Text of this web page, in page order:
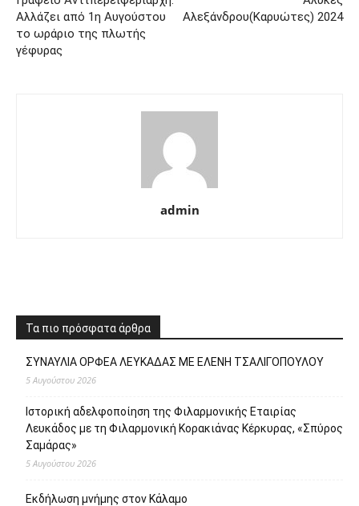
Αλλάζει από 1η Αυγούστου
το ωράριο της πλωτής
γέφυρας
Αλεξάνδρου(Καρυώτες) 2024
admin
Τα πιο πρόσφατα άρθρα
ΣΥΝΑΥΛΙΑ ΟΡΦΕΑ ΛΕΥΚΑΔΑΣ ΜΕ ΕΛΕΝΗ ΤΣΑΛΙΓΟΠΟΥΛΟΥ
5 Αυγούστου 2026
Ιστορική αδελφοποίηση της Φιλαρμονικής Εταιρίας
Λευκάδος με τη Φιλαρμονική Κορακιάνας Κέρκυρας, «Σπύρος
Σαμάρας»
5 Αυγούστου 2026
Εκδήλωση μνήμης στον Κάλαμο